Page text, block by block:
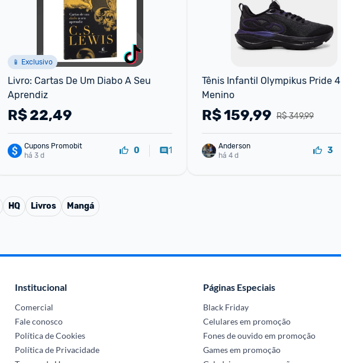
📱 Exclusivo
Livro: Cartas De Um Diabo A Seu
Aprendiz
R$22,49
Cupons Promobit
há 3 d
0 1
Tênis Infantil Olympikus Pride 4
Menino
R$ 349,99
R$159,99
Anderson
há 4 d
3
HQ Livros Mangá
Institucional
Comercial
Fale conosco
Política de Cookies
Política de Privacidade
Páginas Especiais
Black Friday
Celulares em promoção
Fones de ouvido em promoção
Games em promoção